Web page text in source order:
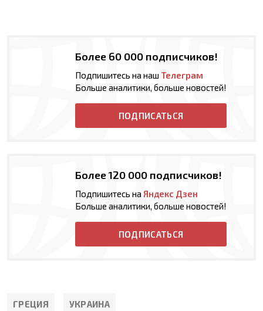
Более 60 000 подписчиков!
Подпишитесь на наш Телеграм
Больше аналитики, больше новостей!
ПОДПИСАТЬСЯ
Более 120 000 подписчиков!
Подпишитесь на Яндекс Дзен
Больше аналитики, больше новостей!
ПОДПИСАТЬСЯ
ГРЕЦИЯ УКРАИНА